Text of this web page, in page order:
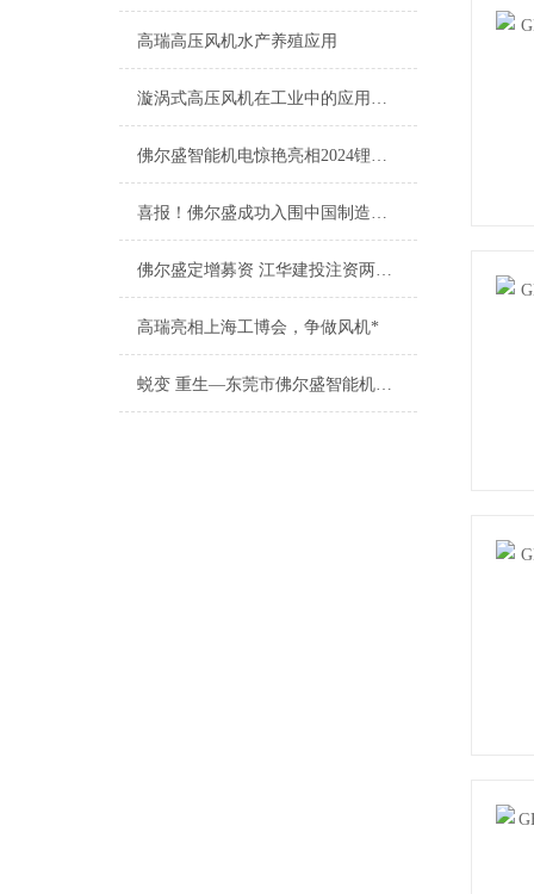
高瑞高压风机水产养殖应用
漩涡式高压风机在工业中的应用有哪些？
佛尔盛智能机电惊艳亮相2024锂电展会，展现高瑞新魅力
喜报！佛尔盛成功入围中国制造之美
佛尔盛定增募资 江华建投注资两千万
高瑞亮相上海工博会，争做风机*
蜕变 重生—东莞市佛尔盛智能机电股份有限公司成功上市庆典会